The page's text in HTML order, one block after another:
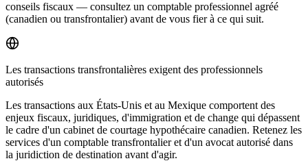
conseils fiscaux — consultez un comptable professionnel agréé
(canadien ou transfrontalier) avant de vous fier à ce qui suit.
Les transactions transfrontalières exigent des professionnels
autorisés
Les transactions aux États-Unis et au Mexique comportent des
enjeux fiscaux, juridiques, d'immigration et de change qui dépassent
le cadre d'un cabinet de courtage hypothécaire canadien. Retenez les
services d'un comptable transfrontalier et d'un avocat autorisé dans
la juridiction de destination avant d'agir.